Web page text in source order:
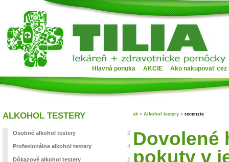
Hlavná ponuka AKCIE Ako nakupovať cez
sk » Alkohol testery » recenzie
Dovolené
pokuty v
ALKOHOL TESTERY
Osobné alkohol testery 2
Profesionálne alkohol testery 4
Dôkazové alkohol testery 2